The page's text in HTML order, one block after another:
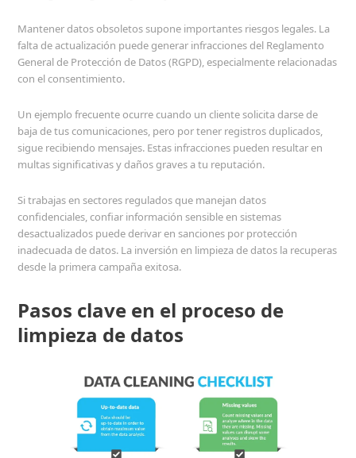
Mantener datos obsoletos supone importantes riesgos legales. La
falta de actualización puede generar infracciones del Reglamento
General de Protección de Datos (RGPD), especialmente relacionadas
con el consentimiento.
Un ejemplo frecuente ocurre cuando un cliente solicita darse de
baja de tus comunicaciones, pero por tener registros duplicados,
sigue recibiendo mensajes. Estas infracciones pueden resultar en
multas significativas y daños graves a tu reputación.
Si trabajas en sectores regulados que manejan datos
confidenciales, confiar información sensible en sistemas
desactualizados puede derivar en sanciones por protección
inadecuada de datos. La inversión en limpieza de datos la recuperas
desde la primera campaña exitosa.
Pasos clave en el proceso de
limpieza de datos